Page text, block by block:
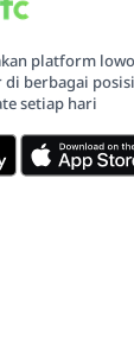
platform
di berbagai
setiap hari